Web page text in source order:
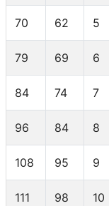
70 62 5
79 69 6
84 74 7
96 84 8
108 95 9
111 98 10